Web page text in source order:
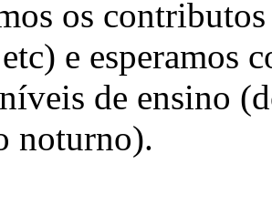
os
e esperamos
de ensino
noturno).